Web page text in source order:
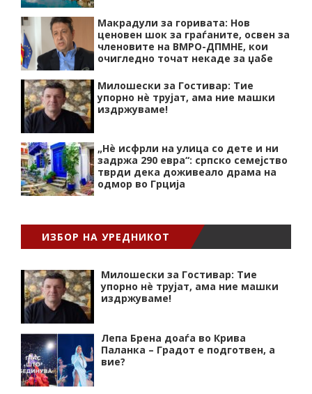
Макрадули за горивата: Нов
ценовен шок за граѓаните, освен за
членовите на ВМРО-ДПМНЕ, кои
очигледно точат некаде за џабе
Милошески за Гостивар: Тие
упорно нѐ трујат, ама ние машки
издржуваме!
„Нѐ исфрли на улица со дете и ни
задржа 290 евра“: српско семејство
тврди дека доживеало драма на
одмор во Грција
ИЗБОР НА УРЕДНИКОТ
Милошески за Гостивар: Тие
упорно нѐ трујат, ама ние машки
издржуваме!
Лепа Брена доаѓа во Крива
Паланка – Градот е подготвен, а
вие?